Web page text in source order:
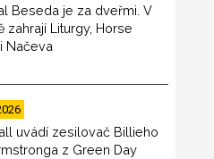
Beseda je za dveřmi. V
zahrají Liturgy, Horse
Načeva
uvádí zesilovač Billieho
z Green Day